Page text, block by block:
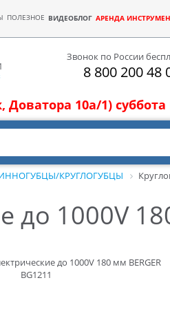
ПОЛЕЗНОЕ ВИДЕОБЛОГ АРЕНДА
Звонок по России
8 800 200 48
10а/1)
КРУГЛОГУБЦЫ
до 1000V